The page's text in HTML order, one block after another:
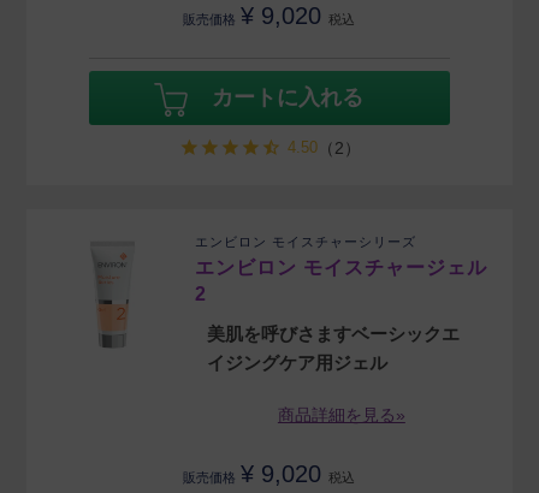
販売価格 ¥ 9,020 税込
カートに入れる
4.50（2）
エンビロン モイスチャーシリーズ
エンビロン モイスチャージェル
2
美肌を呼びさますベーシックエ
イジングケア用ジェル
商品詳細を見る»
販売価格 ¥ 9,020 税込